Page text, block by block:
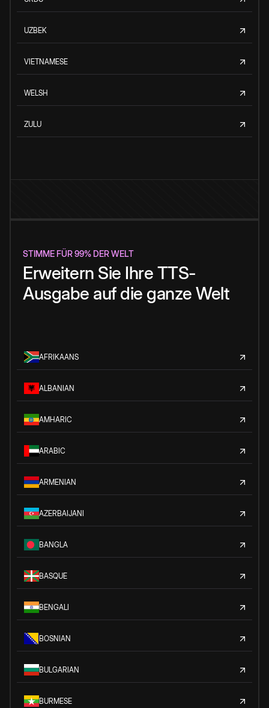
UZBEK
VIETNAMESE
WELSH
ZULU
STIMME FÜR 99% DER WELT
Erweitern Sie Ihre TTS-
Ausgabe auf die ganze Welt
AFRIKAANS
ALBANIAN
AMHARIC
ARABIC
ARMENIAN
AZERBAIJANI
BANGLA
BASQUE
BENGALI
BOSNIAN
BULGARIAN
BURMESE